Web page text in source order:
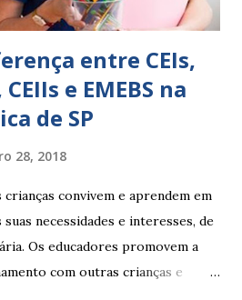
entre CEIs,
CEIIs e EMEBS na
de SP
28, 2018
crianças convivem e aprendem em
suas necessidades e interesses, de
Os educadores promovem a
com outras crianças e